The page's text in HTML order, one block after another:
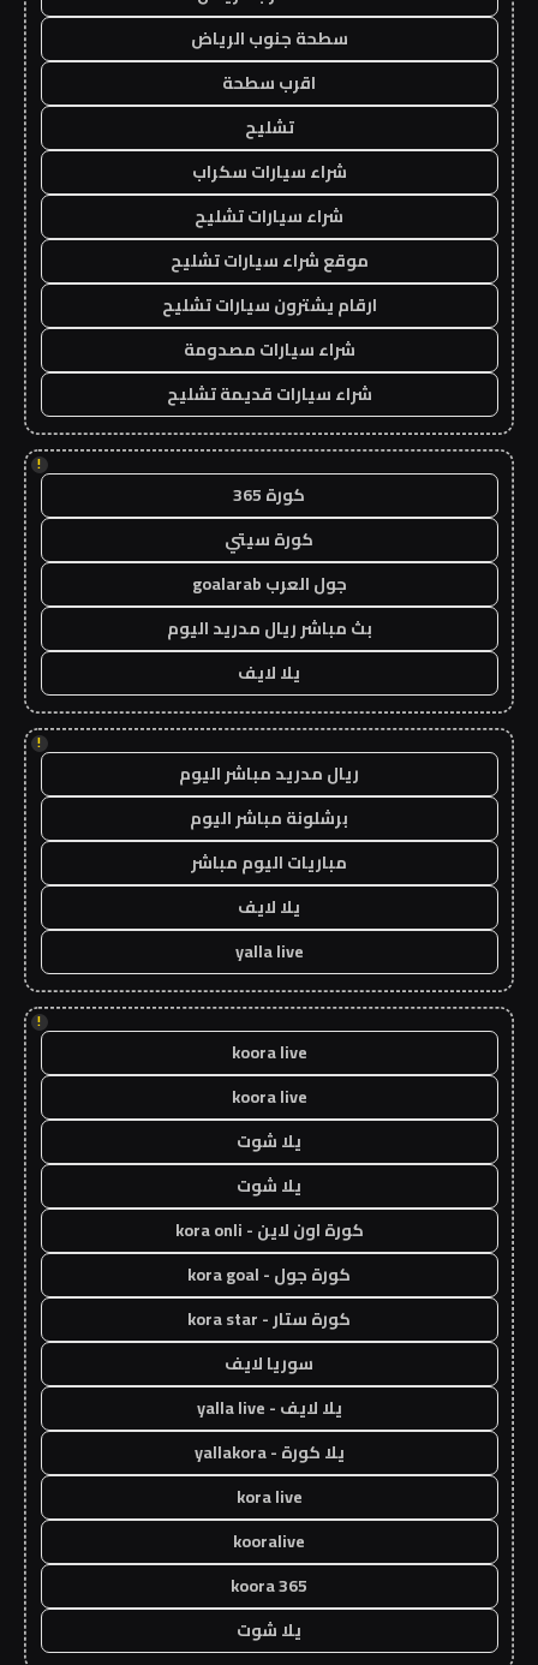
سطحة جنوب الرياض
اقرب سطحة
تشليح
شراء سيارات سكراب
شراء سيارات تشليح
موقع شراء سيارات تشليح
ارقام يشترون سيارات تشليح
شراء سيارات مصدومة
شراء سيارات قديمة تشليح
!
كورة 365
كورة سيتي
جول العرب goalarab
بث مباشر ريال مدريد اليوم
يلا لايف
!
ريال مدريد مباشر اليوم
برشلونة مباشر اليوم
مباريات اليوم مباشر
يلا لايف
yalla live
!
koora live
koora live
يلا شوت
يلا شوت
كورة اون لاين - kora onli
كورة جول - kora goal
كورة ستار - kora star
سوريا لايف
يلا لايف - yalla live
يلا كورة - yallakora
kora live
kooralive
koora 365
يلا شوت